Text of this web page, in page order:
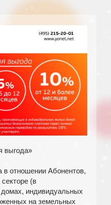
выгода»
в отношении Абонентов,
(в
индивидуальных
на земельных